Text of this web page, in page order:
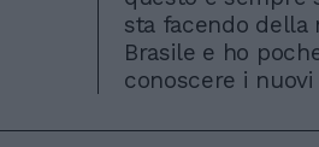
sta facendo della
Brasile e ho
conoscere i